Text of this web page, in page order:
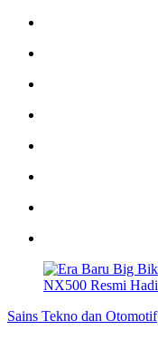
Sains Tekno dan Otomotif